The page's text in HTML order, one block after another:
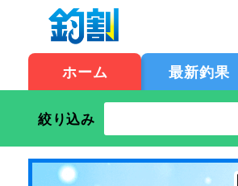
ホーム 最新釣果
絞り込み